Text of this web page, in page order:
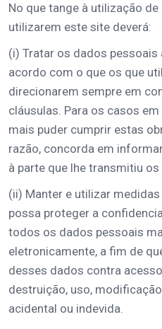
No que tange à utilização
utilizarem este site deverá:
(i) Tratar os dados pessoais
acordo com o que os que
direcionarem sempre em
cláusulas. Para os casos
mais puder cumprir estas
razão, concorda em
à parte que lhe transmitiu
(ii) Manter e utilizar
possa proteger a
todos os dados pessoais
eletronicamente, a fim de
desses dados contra
destruição, uso,
acidental ou indevida.